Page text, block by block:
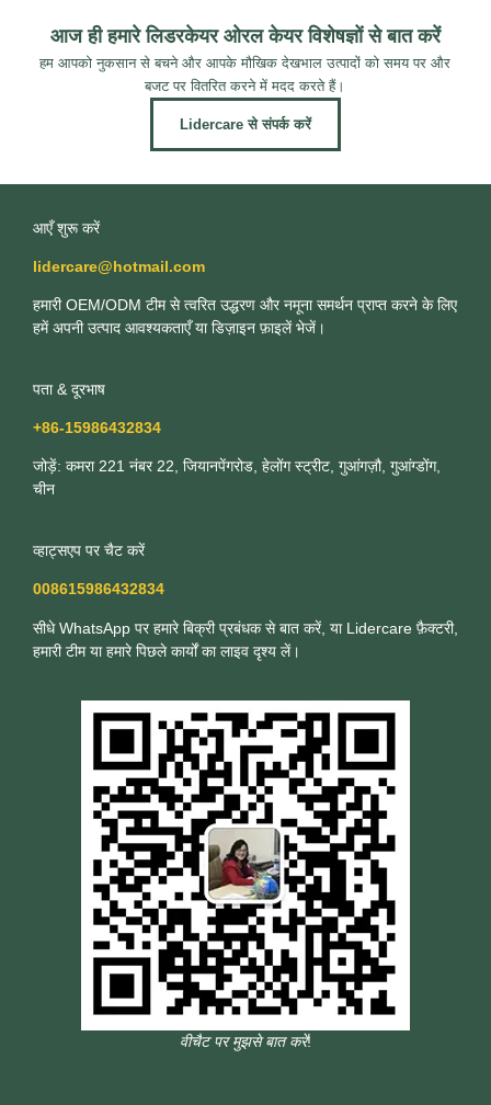
आज ही हमारे लिडरकेयर ओरल केयर विशेषज्ञों से बात करें
हम आपको नुकसान से बचने और आपके मौखिक देखभाल उत्पादों को समय पर और
बजट पर वितरित करने में मदद करते हैं।
Lidercare से संपर्क करें
आएँ शुरू करें
lidercare@hotmail.com
हमारी OEM/ODM टीम से त्वरित उद्धरण और नमूना समर्थन प्राप्त करने के लिए
हमें अपनी उत्पाद आवश्यकताएँ या डिज़ाइन फ़ाइलें भेजें।
पता & दूरभाष
+86-15986432834
जोड़ें: कमरा 221 नंबर 22, जियानपेंगरोड, हेलोंग स्ट्रीट, गुआंगज़ौ, गुआंग्डोंग,
चीन
व्हाट्सएप पर चैट करें
008615986432834
सीधे WhatsApp पर हमारे बिक्री प्रबंधक से बात करें, या Lidercare फ़ैक्टरी,
हमारी टीम या हमारे पिछले कार्यों का लाइव दृश्य लें।
वीचैट पर मुझसे बात करें!